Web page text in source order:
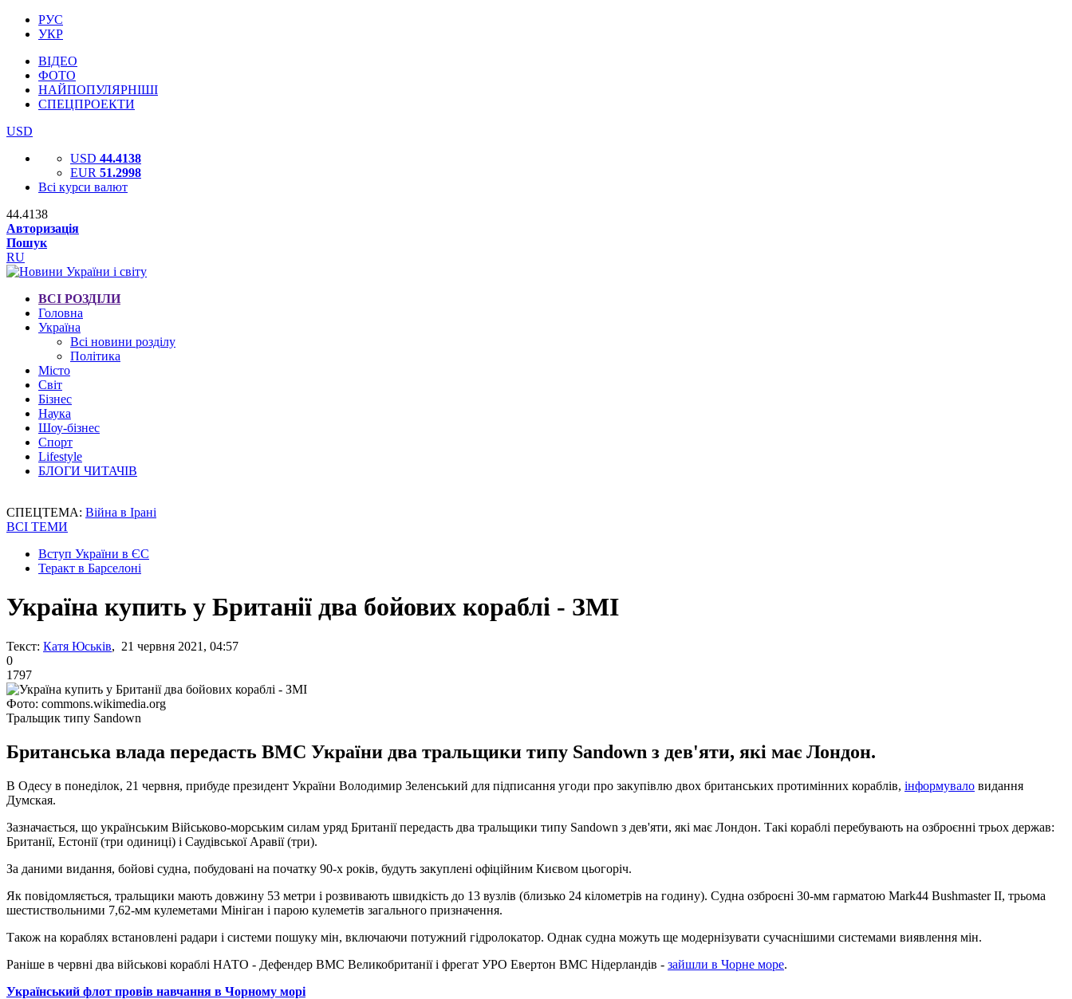
РУС
УКР
ВІДЕО
ФОТО
НАЙПОПУЛЯРНІШІ
СПЕЦПРОЕКТИ
USD
USD 44.4138
EUR 51.2998
Всі курси валют
44.4138
Авторизація
Пошук
RU
ВСІ РОЗДІЛИ
Головна
Україна
Всі новини розділу
Політика
Місто
Світ
Бізнес
Наука
Шоу-бізнес
Спорт
Lifestyle
БЛОГИ ЧИТАЧІВ
СПЕЦТЕМА: Війна в Ірані
ВСІ ТЕМИ
Вступ України в ЄС
Теракт в Барселоні
Україна купить у Британії два бойових кораблі - ЗМІ
Текст: Катя Юськів, 21 червня 2021, 04:57
0
1797
Фото: commons.wikimedia.org
Тральщик типу Sandown
Британська влада передасть ВМС України два тральщики типу Sandown з дев'яти, які має Лондон.
В Одесу в понеділок, 21 червня, прибуде президент України Володимир Зеленський для підписання угоди про закупівлю двох британських протимінних кораблів, інформувало видання
Думская.
Зазначається, що українським Військово-морським силам уряд Британії передасть два тральщики типу Sandown з дев'яти, які має Лондон. Такі кораблі перебувають на озброєнні трьох держав:
Британії, Естонії (три одиниці) і Саудівської Аравії (три).
За даними видання, бойові судна, побудовані на початку 90-х років, будуть закуплені офіційним Києвом цьогоріч.
Як повідомляється, тральщики мають довжину 53 метри і розвивають швидкість до 13 вузлів (близько 24 кілометрів на годину). Судна озброєні 30-мм гарматою Mark44 Bushmaster II, трьома
шестиствольними 7,62-мм кулеметами Мініган і парою кулеметів загального призначення.
Також на кораблях встановлені радари і системи пошуку мін, включаючи потужний гідролокатор. Однак судна можуть ще модернізувати сучаснішими системами виявлення мін.
Раніше в червні два військові кораблі НАТО - Дефендер ВМС Великобританії і фрегат УРО Евертон ВМС Нідерландів - зайшли в Чорне море.
Український флот провів навчання в Чорному морі